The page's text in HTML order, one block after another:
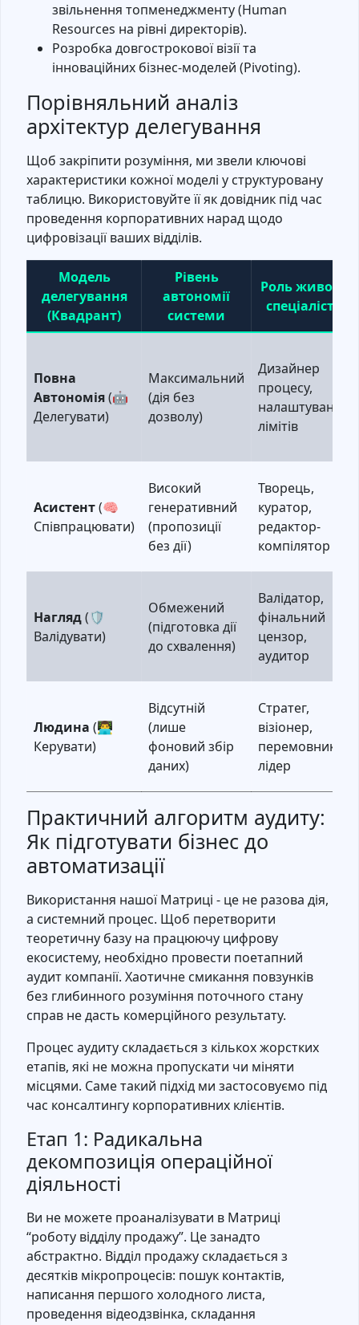
звільнення топменеджменту (Human
Resources на рівні директорів).
Розробка довгострокової візії та
інноваційних бізнес-моделей (Pivoting).
Порівняльний аналіз
архітектур делегування
Щоб закріпити розуміння, ми звели ключові
характеристики кожної моделі у структуровану
таблицю. Використовуйте її як довідник під час
проведення корпоративних нарад щодо
цифровізації ваших відділів.
Модель
делегування
(Квадрант)
Рівень
автономії
системи
Роль живого
спеціаліста
Повна
Автономія(🤖
Делегувати)
Максимальний
(дія без
дозволу)
Дизайнер
процесу,
налаштування
лімітів
Асистент(🧠
Співпрацювати)
Високий
генеративний
(пропозиції
без дії)
Творець,
куратор,
редактор-
компілятор
Нагляд(🛡️
Валідувати)
Обмежений
(підготовка дії
до схвалення)
Валідатор,
фінальний
цензор,
аудитор
Людина (👨‍💻
Керувати)
Відсутній
(лише
фоновий збір
даних)
Стратег,
візіонер,
перемовник,
лідер
Практичний алгоритм аудиту:
Як підготувати бізнес до
автоматизації
Використання нашої Матриці - це не разова дія,
а системний процес. Щоб перетворити
теоретичну базу на працюючу цифрову
екосистему, необхідно провести поетапний
аудит компанії. Хаотичне смикання повзунків
без глибинного розуміння поточного стану
справ не дасть комерційного результату.
Процес аудиту складається з кількох жорстких
етапів, які не можна пропускати чи міняти
місцями. Саме такий підхід ми застосовуємо під
час консалтингу корпоративних клієнтів.
Етап 1: Радикальна
декомпозиція операційної
діяльності
Ви не можете проаналізувати в Матриці
“роботу відділу продажу”. Це занадто
абстрактно. Відділ продажу складається з
десятків мікропроцесів: пошук контактів,
написання першого холодного листа,
проведення відеодзвінка, складання